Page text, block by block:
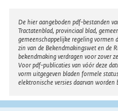
Disclaimer
De hier aangeboden pdf-bestanden
Tractatenblad, provinciaal blad,
gemeenschappelijke regeling vormen
zin van de Bekendmakingswet en de
bekendmaking verdragen voor zover
Voor pdf-publicaties van vóór deze
vorm uitgegeven bladen formele
elektronische versies daarvan worden